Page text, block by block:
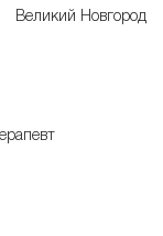
Великий Новгород